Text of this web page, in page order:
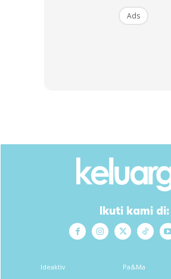
Ads
Ads
Ikuti kami di:
Ideaktiv Pa&Ma